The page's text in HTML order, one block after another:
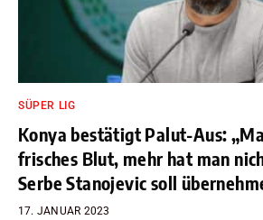
SÜPER LIG
Konya bestätigt Palut-Aus:
frisches Blut, mehr hat man
Serbe Stanojevic soll
17. JANUAR 2023